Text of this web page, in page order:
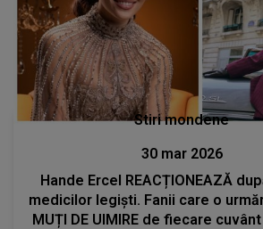
Stiri mondene
30 mar 2026
Hande Ercel REACȚIONEAZĂ
medicilor legiști. Fanii care o
MUȚI DE UIMIRE de fiecare